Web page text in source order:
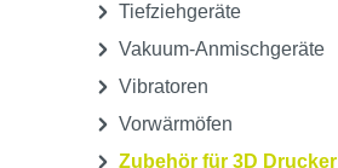
Tiefziehgeräte
Vakuum-Anmischgeräte
Vibratoren
Vorwärmöfen
Zubehör für 3D Drucker